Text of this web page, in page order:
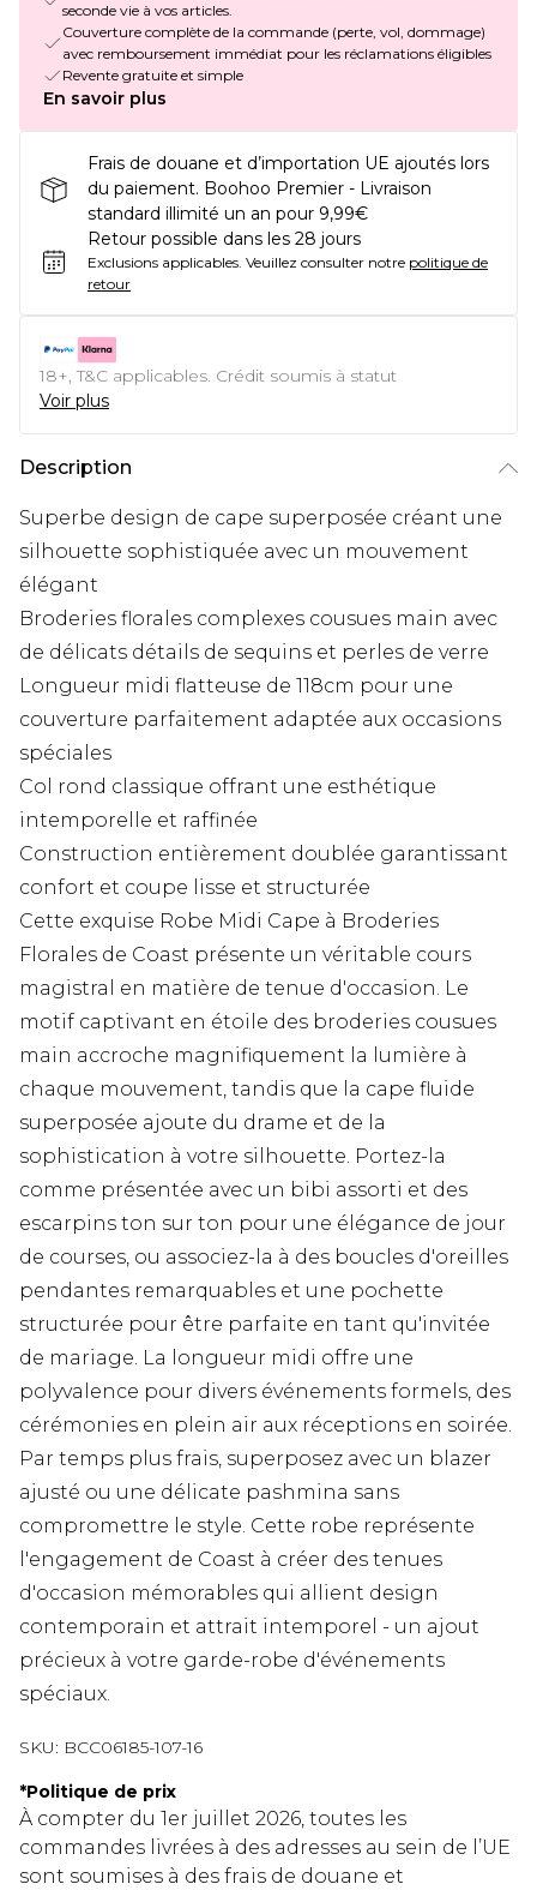
seconde vie à vos articles.
Couverture complète de la commande (perte, vol, dommage)
avec remboursement immédiat pour les réclamations éligibles
Revente gratuite et simple
En savoir plus
Frais de douane et d’importation UE ajoutés lors
du paiement. Boohoo Premier - Livraison
standard illimité un an pour 9,99€
Retour possible dans les 28 jours
Exclusions applicables. Veuillez consulter notre politique de
retour
18+, T&C applicables. Crédit soumis à statut
Voir plus
Description
Superbe design de cape superposée créant une
silhouette sophistiquée avec un mouvement
élégant
Broderies florales complexes cousues main avec
de délicats détails de sequins et perles de verre
Longueur midi flatteuse de 118cm pour une
couverture parfaitement adaptée aux occasions
spéciales
Col rond classique offrant une esthétique
intemporelle et raffinée
Construction entièrement doublée garantissant
confort et coupe lisse et structurée
Cette exquise Robe Midi Cape à Broderies
Florales de Coast présente un véritable cours
magistral en matière de tenue d'occasion. Le
motif captivant en étoile des broderies cousues
main accroche magnifiquement la lumière à
chaque mouvement, tandis que la cape fluide
superposée ajoute du drame et de la
sophistication à votre silhouette. Portez-la
comme présentée avec un bibi assorti et des
escarpins ton sur ton pour une élégance de jour
de courses, ou associez-la à des boucles d'oreilles
pendantes remarquables et une pochette
structurée pour être parfaite en tant qu'invitée
de mariage. La longueur midi offre une
polyvalence pour divers événements formels, des
cérémonies en plein air aux réceptions en soirée.
Par temps plus frais, superposez avec un blazer
ajusté ou une délicate pashmina sans
compromettre le style. Cette robe représente
l'engagement de Coast à créer des tenues
d'occasion mémorables qui allient design
contemporain et attrait intemporel - un ajout
précieux à votre garde-robe d'événements
spéciaux.
SKU: BCC06185-107-16
*Politique de prix
À compter du 1er juillet 2026, toutes les
commandes livrées à des adresses au sein de l’UE
sont soumises à des frais de douane et